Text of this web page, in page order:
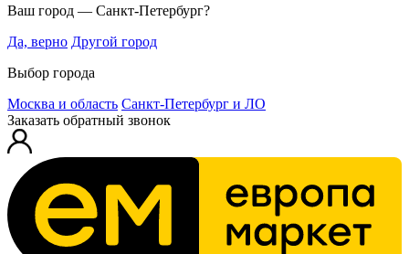
Ваш город — Санкт-Петербург?
Да, верно Другой город
Выбор города
Москва и область Санкт-Петербург и ЛО
Заказать обратный звонок